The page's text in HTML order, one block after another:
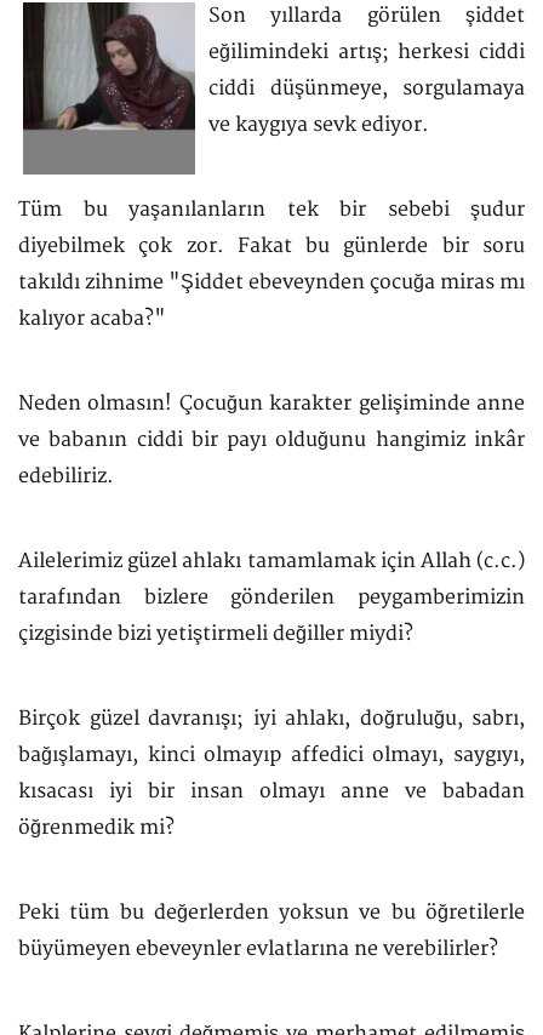
Son yıllarda görülen şiddet
eğilimindeki artış; herkesi ciddi
ciddi düşünmeye, sorgulamaya
ve kaygıya sevk ediyor.
Tüm bu yaşanılanların tek bir sebebi şudur
diyebilmek çok zor. Fakat bu günlerde bir soru
takıldı zihnime "Şiddet ebeveynden çocuğa miras mı
kalıyor acaba?"
Neden olmasın! Çocuğun karakter gelişiminde anne
ve babanın ciddi bir payı olduğunu hangimiz inkâr
edebiliriz.
Ailelerimiz güzel ahlakı tamamlamak için Allah (c.c.)
tarafından bizlere gönderilen peygamberimizin
çizgisinde bizi yetiştirmeli değiller miydi?
Birçok güzel davranışı; iyi ahlakı, doğruluğu, sabrı,
bağışlamayı, kinci olmayıp affedici olmayı, saygıyı,
kısacası iyi bir insan olmayı anne ve babadan
öğrenmedik mi?
Peki tüm bu değerlerden yoksun ve bu öğretilerle
büyümeyen ebeveynler evlatlarına ne verebilirler?